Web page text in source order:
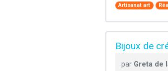
Artisanat art
Bijoux de
par Greta de